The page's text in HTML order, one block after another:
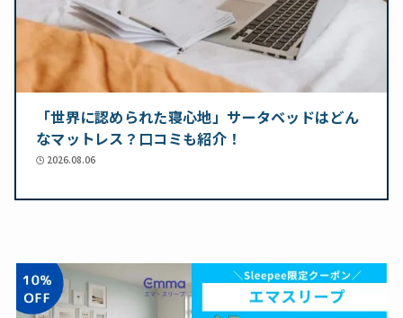
「世界に認められた寝心地」サータベッドはどん
なマットレス？口コミも紹介！
2026.08.06